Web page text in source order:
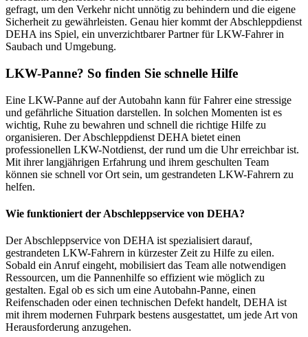
gefragt, um den Verkehr nicht unnötig zu behindern und die eigene
Sicherheit zu gewährleisten. Genau hier kommt der Abschleppdienst
DEHA ins Spiel, ein unverzichtbarer Partner für LKW-Fahrer in
Saubach und Umgebung.
LKW-Panne? So finden Sie schnelle Hilfe
Eine LKW-Panne auf der Autobahn kann für Fahrer eine stressige
und gefährliche Situation darstellen. In solchen Momenten ist es
wichtig, Ruhe zu bewahren und schnell die richtige Hilfe zu
organisieren. Der Abschleppdienst DEHA bietet einen
professionellen LKW-Notdienst, der rund um die Uhr erreichbar ist.
Mit ihrer langjährigen Erfahrung und ihrem geschulten Team
können sie schnell vor Ort sein, um gestrandeten LKW-Fahrern zu
helfen.
Wie funktioniert der Abschleppservice von DEHA?
Der Abschleppservice von DEHA ist spezialisiert darauf,
gestrandeten LKW-Fahrern in kürzester Zeit zu Hilfe zu eilen.
Sobald ein Anruf eingeht, mobilisiert das Team alle notwendigen
Ressourcen, um die Pannenhilfe so effizient wie möglich zu
gestalten. Egal ob es sich um eine Autobahn-Panne, einen
Reifenschaden oder einen technischen Defekt handelt, DEHA ist
mit ihrem modernen Fuhrpark bestens ausgestattet, um jede Art von
Herausforderung anzugehen.